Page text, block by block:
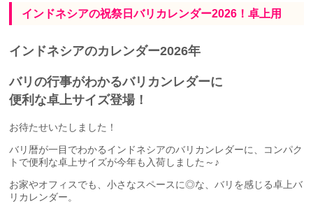
インドネシアの祝祭日バリカレンダー2026！卓上用
インドネシアのカレンダー2026年
バリの行事がわかるバリカンレダーに
便利な卓上サイズ登場！
お待たせいたしました！
バリ暦が一目でわかるインドネシアのバリカンレダーに、コンパク
トで便利な卓上サイズが今年も入荷しました～♪
お家やオフィスでも、小さなスペースに◎な、バリを感じる卓上バ
リカレンダー。